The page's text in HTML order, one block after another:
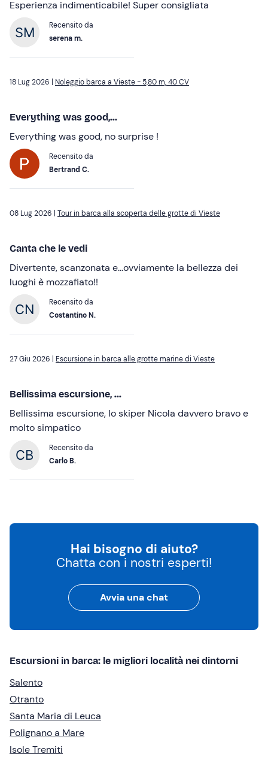
Esperienza indimenticabile! Super consigliata
Recensito da
serena m.
18 Lug 2026 | Noleggio barca a Vieste - 5,80 m, 40 CV
Everything was good,...
Everything was good, no surprise !
Recensito da
Bertrand C.
08 Lug 2026 | Tour in barca alla scoperta delle grotte di Vieste
Canta che le vedi
Divertente, scanzonata e...ovviamente la bellezza dei
luoghi è mozzafiato!!
Recensito da
Costantino N.
27 Giu 2026 | Escursione in barca alle grotte marine di Vieste
Bellissima escursione, ...
Bellissima escursione, lo skiper Nicola davvero bravo e
molto simpatico
Recensito da
Carlo B.
Hai bisogno di aiuto?
Chatta con i nostri esperti!
Avvia una chat
Escursioni in barca: le migliori località nei dintorni
Salento
Otranto
Santa Maria di Leuca
Polignano a Mare
Isole Tremiti